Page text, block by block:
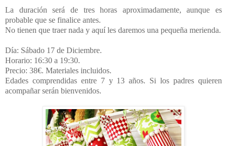
La duración será de tres horas aproximadamente, aunque es
probable que se finalice antes.
No tienen que traer nada y aquí les daremos una pequeña merienda.
Día: Sábado 17 de Diciembre.
Horario: 16:30 a 19:30.
Precio: 38€. Materiales incluidos.
Edades comprendidas entre 7 y 13 años. Si los padres quieren
acompañar serán bienvenidos.